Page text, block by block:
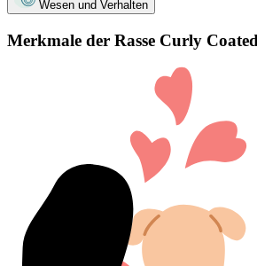
Wesen und Verhalten
Merkmale der Rasse Curly